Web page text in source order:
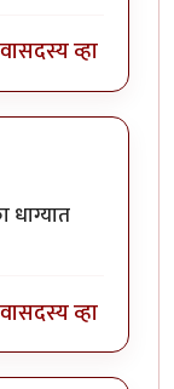
सदस्य व्हा
byकंजूस
धाग्यात
सदस्य व्हा